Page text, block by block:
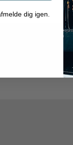
musikere til
dig igen.